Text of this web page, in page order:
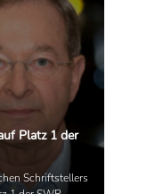
Platz 1 der
Schriftstellers